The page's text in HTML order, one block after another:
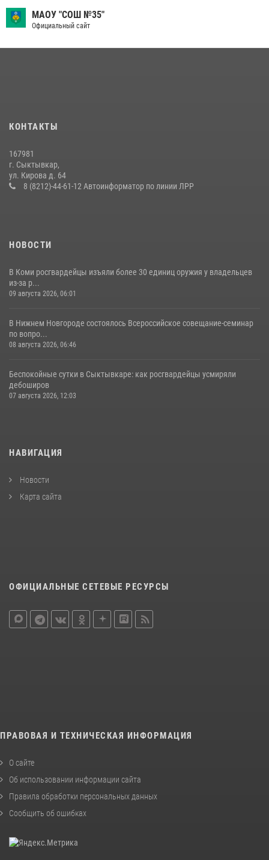
военнослужащих по призыву в Центре подготовки личного состава
Росгвардии
оружия
В Сыктывкаре росгвардейцы приняли участие в молебне в рамках
Дня Крещения Руси и Дня святого равноапостольного князя
МАОУ "СОШ №35"
Официальный сайт
КОНТАКТЫ
167981
г. Сыктывкар,
ул. Кирова д. 64
8 (8212)-44-61-12 Автоинформатор по линии ЛРР
НОВОСТИ
В Коми росгвардейцы изъяли более 30 единиц оружия у владельцев
из-за р...
09 августа 2026, 06:01
В Нижнем Новгороде состоялось Всероссийское совещание-семинар
по вопро...
08 августа 2026, 06:46
Беспокойные сутки в Сыктывкаре: как росгвардейцы усмиряли
дебоширов
07 августа 2026, 12:03
НАВИГАЦИЯ
Новости
Карта сайта
ОФИЦИАЛЬНЫЕ СЕТЕВЫЕ РЕСУРСЫ
ПРАВОВАЯ И ТЕХНИЧЕСКАЯ ИНФОРМАЦИЯ
О сайте
Об использовании информации сайта
Правила обработки персональных данных
Сообщить об ошибках